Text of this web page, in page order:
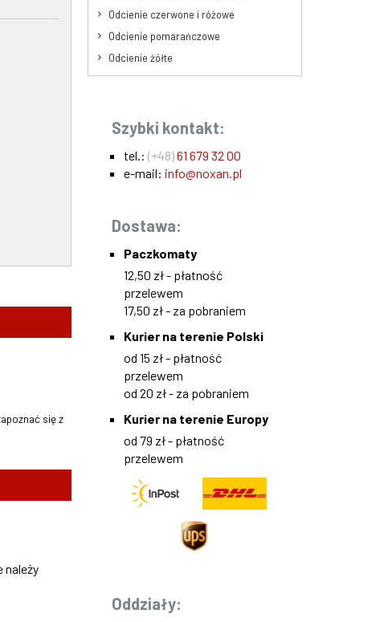
się z
należy
Odcienie czerwone i różowe
Odcienie pomarańczowe
Odcienie żółte
Szybki kontakt:
tel.: (+48)61 679 32 00
e-mail: info@noxan.pl
Dostawa:
Paczkomaty
12,50 zł - płatność
przelewem
17,50 zł - za pobraniem
Kurier na terenie Polski
od 15 zł - płatność
przelewem
od 20 zł - za pobraniem
Kurier na terenie Europy
od 79 zł - płatność
przelewem
Oddziały: